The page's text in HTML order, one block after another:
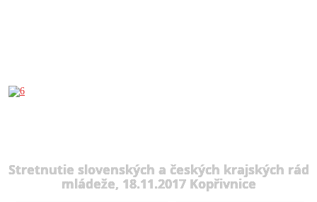
Stretnutie slovenských a českých krajských rád
mládeže, 18.11.2017 Kopřivnice